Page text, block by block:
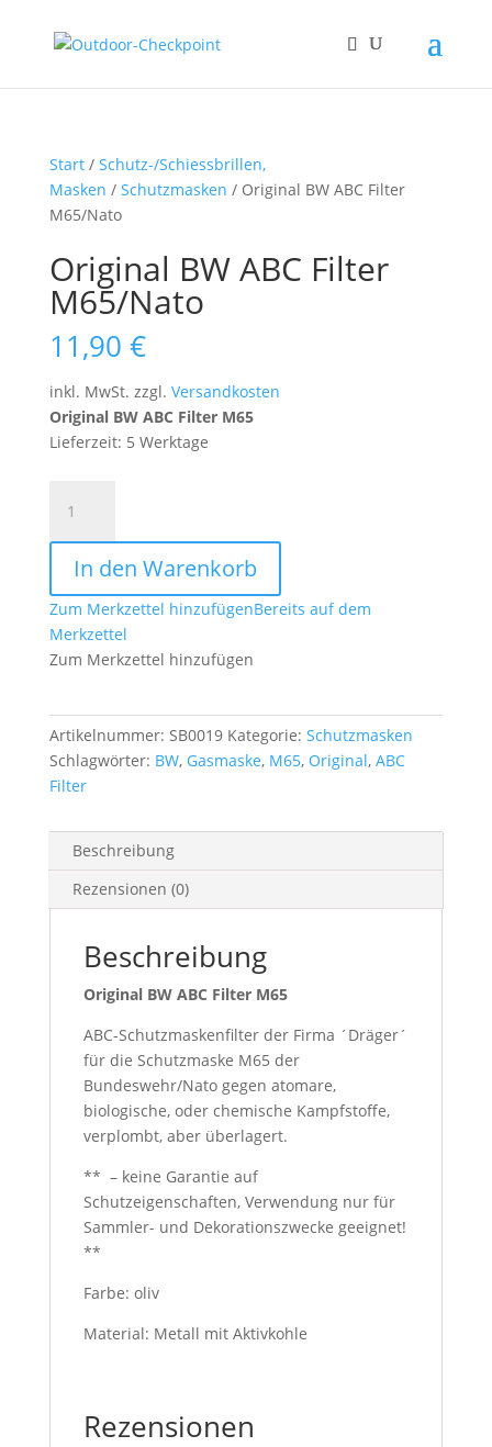
Start/ Schutz-/Schiessbrillen,
Masken / Schutzmasken / Original BW ABC Filter
M65/Nato
Original BW ABC Filter
M65/Nato
11,90 €
inkl. MwSt. zzgl. Versandkosten
Original BW ABC Filter M65
Lieferzeit: 5 Werktage
BW
ABC
Filter
M65/Nato
Menge
In den Warenkorb
Zum Merkzettel hinzufügenBereits auf dem
Merkzettel
Zum Merkzettel hinzufügen
Artikelnummer: SB0019 Kategorie: Schutzmasken
Schlagwörter: BW, Gasmaske, M65, Original, ABC
Filter
Beschreibung
Rezensionen (0)
Beschreibung
Original BW ABC Filter M65
ABC-Schutzmaskenfilter der Firma ´Dräger´
für die Schutzmaske M65 der
Bundeswehr/Nato gegen atomare,
biologische, oder chemische Kampfstoffe,
verplombt, aber überlagert.
** – keine Garantie auf
Schutzeigenschaften, Verwendung nur für
Sammler- und Dekorationszwecke geeignet!
**
Farbe: oliv
Material: Metall mit Aktivkohle
Rezensionen